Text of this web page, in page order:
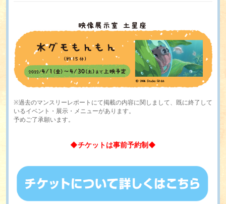
※過去のマンスリーレポートにて掲載の内容に関しまして、既に終了して
いるイベント・展示・メニューがあります。
予めご了承願います。
◆チケットは事前予約制◆